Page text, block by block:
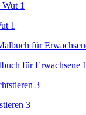
1
für Erwachsene 1
3